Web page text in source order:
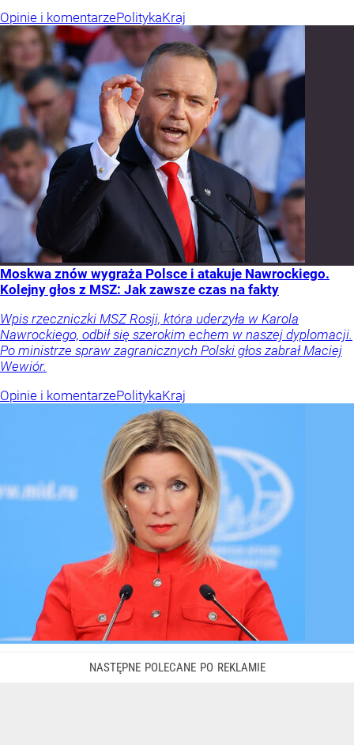
Opinie i komentarzePolitykaKraj
Moskwa znów wygraża Polsce i atakuje Nawrockiego.
Kolejny głos z MSZ: Jak zawsze czas na fakty
Wpis rzeczniczki MSZ Rosji, która uderzyła w Karola
Nawrockiego, odbił się szerokim echem w naszej dyplomacji.
Po ministrze spraw zagranicznych Polski głos zabrał Maciej
Wewiór.
Opinie i komentarzePolitykaKraj